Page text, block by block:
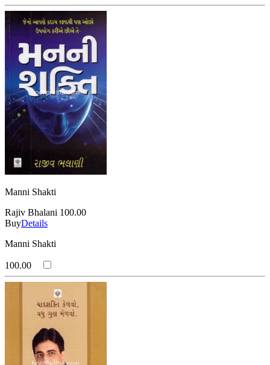
Manni Shakti
Rajiv Bhalani 100.00
BuyDetails
Manni Shakti
100.00